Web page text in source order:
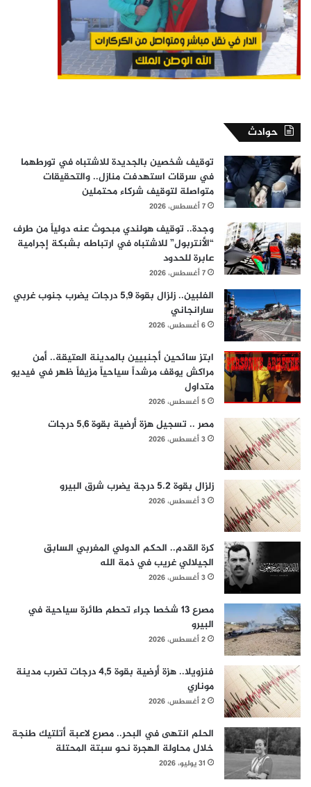
حوادث
توقيف شخصين بالجديدة للاشتباه في تورطهما
في سرقات استهدفت منازل.. والتحقيقات
متواصلة لتوقيف شركاء محتملين
7 أغسطس، 2026
وجدة.. توقيف هولندي مبحوث عنه دولياً من طرف
“الأنتربول” للاشتباه في ارتباطه بشبكة إجرامية
عابرة للحدود
7 أغسطس، 2026
الفلبين.. زلزال بقوة 5,9 درجات يضرب جنوب غربي
سارانجاني
6 أغسطس، 2026
ابتز سائحين أجنبيين بالمدينة العتيقة.. أمن
مراكش يوقف مرشداً سياحياً مزيفاً ظهر في فيديو
متداول
5 أغسطس، 2026
مصر .. تسجيل هزة أرضية بقوة 5,6 درجات
3 أغسطس، 2026
زلزال بقوة 5.2 درجة يضرب شرق البيرو
3 أغسطس، 2026
كرة القدم.. الحكم الدولي المغربي السابق
الجيلالي غريب في ذمة الله
3 أغسطس، 2026
مصرع 13 شخصا جراء تحطم طائرة سياحية في
البيرو
2 أغسطس، 2026
فنزويلا.. هزة أرضية بقوة 4,5 درجات تضرب مدينة
موناري
2 أغسطس، 2026
الحلم انتهى في البحر.. مصرع لاعبة أتلتيك طنجة
خلال محاولة الهجرة نحو سبتة المحتلة
31 يوليو، 2026